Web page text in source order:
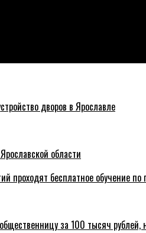
дворов в Ярославле
области
проходят бесплатное обучение
за 100 тысяч